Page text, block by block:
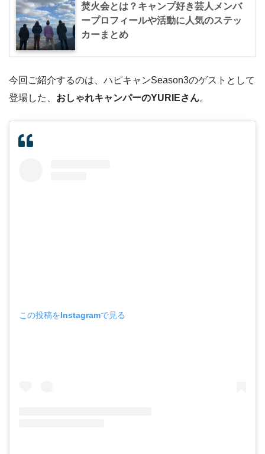
焚火会とは？キャンプ好き芸人メンバ
ープロフィールや活動に人気のステッ
カーまとめ
今回ご紹介するのは、ハピキャンSeason3のゲストとして
登場した、 おしゃれキャンパーのYURIEさん。
この投稿をInstagramで見る